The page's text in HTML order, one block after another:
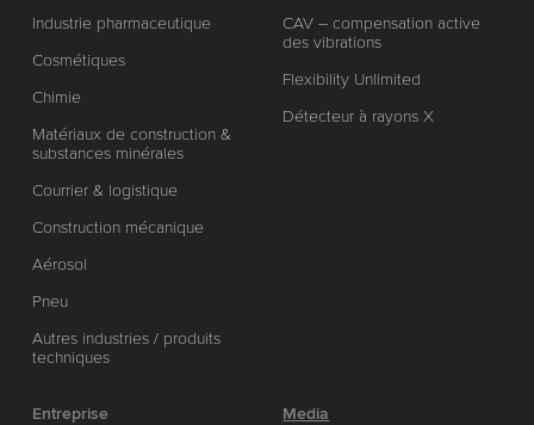
Industrie pharmaceutique
Cosmétiques
Chimie
Matériaux de construction &
substances minérales
Courrier & logistique
Construction mécanique
Aérosol
Pneu
Autres industries / produits
techniques
CAV – compensation active
des vibrations
Flexibility Unlimited
Détecteur à rayons X
Entreprise
Media